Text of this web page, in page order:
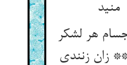
منید
هر لشکر
زان زنندی